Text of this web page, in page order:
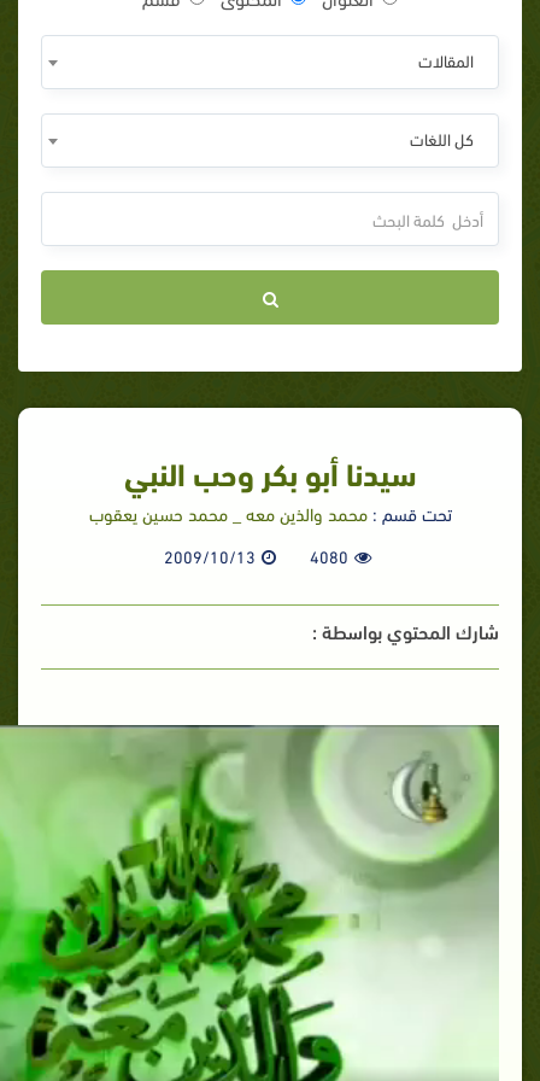
المقالات
كل اللغات
سيدنا أبو بكر وحب النبي
تحت قسم :محمد والذين معه _ محمد حسين يعقوب
4080
2009/10/13
شارك المحتوي بواسطة :